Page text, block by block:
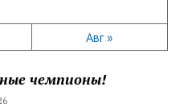
Авг »
чемпионы!